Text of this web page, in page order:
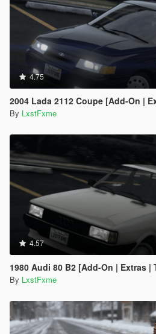
4.75
2004 Lada 2112 Coupe [Add-On |
By LxstFxme
4.57
1980 Audi 80 B2 [Add-On | Extras |
By LxstFxme